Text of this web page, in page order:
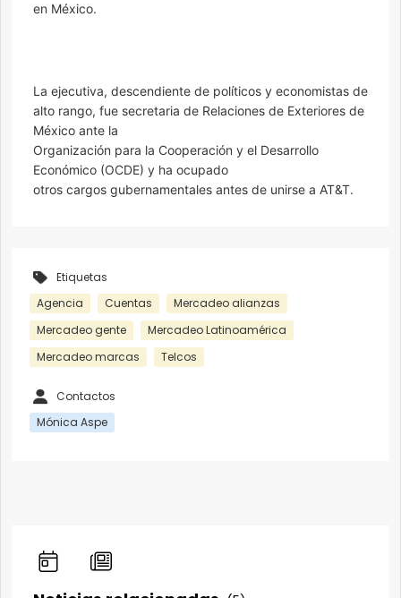
en México.
La ejecutiva, descendiente de políticos y economistas de
alto rango, fue secretaria de Relaciones de Exteriores de
México ante la
Organización para la Cooperación y el Desarrollo
Económico (OCDE) y ha ocupado
otros cargos gubernamentales antes de unirse a AT&T.
Etiquetas
Agencia
Cuentas
Mercadeo alianzas
Mercadeo gente
Mercadeo Latinoamérica
Mercadeo marcas
Telcos
Contactos
Mónica Aspe